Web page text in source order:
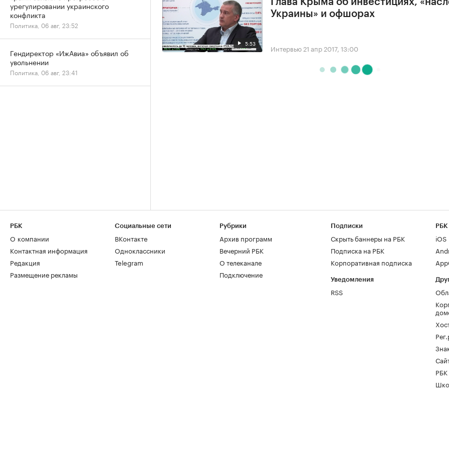
5:53
Украины» и офшорах
Интервью 21 апр 2017, 13:00
урегулировании украинского
конфликта
Политика, 06 авг, 23:52
Гендиректор «ИжАвиа» объявил об
увольнении
Политика, 06 авг, 23:41
РБК
О компании
Контактная информация
Редакция
Размещение рекламы
Социальные сети
ВКонтакте
Одноклассники
Telegram
Рубрики
Архив программ
Вечерний РБК
О телеканале
Подключение
Подписки
Скрыть баннеры на РБК
Подписка на РБК
Корпоративная подписка
Уведомления
RSS
РБК
iOS